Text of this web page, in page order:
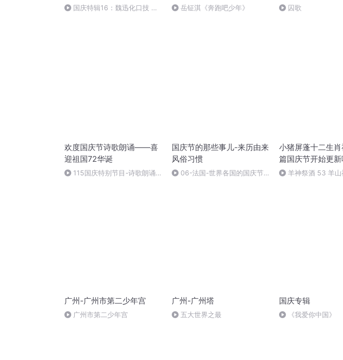
国庆特辑16：魏迅化口技 二
岳钲淇《奔跑吧少年》 囚歌
欢度国庆节诗歌朗诵——喜
迎祖国72华诞
115国庆特别节目-诗歌朗诵-
国庆节的那些事儿-来历由来
风俗习惯
06-法国-世界各国的国庆节-
小猪屏蓬十二生
篇国庆节开始更新
羊神祭酒 53 羊山
广州-广州市第二少年宫
广州市第二少年宫
广州-广州塔
五大世界之最
国庆专辑
《我爱你中国》